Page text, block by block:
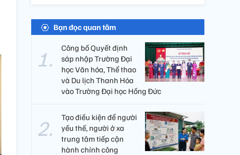
Bạn đọc quan tâm
Công bố Quyết định
sáp nhập Trường Đại
học Văn hóa, Thể thao
và Du lịch Thanh Hóa
vào Trường Đại học Hồng Đức
Tạo điều kiện để người
yếu thế, người ở xa
trung tâm tiếp cận
hành chính công